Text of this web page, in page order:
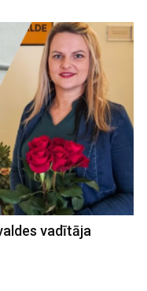
vadītāja